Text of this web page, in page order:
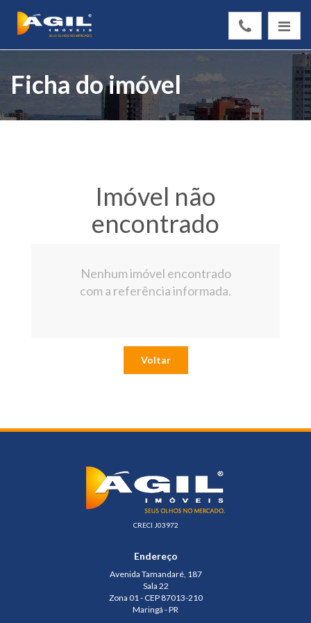
Ficha do imóvel
Imóvel não
encontrado
Nenhum imóvel encontrado
com a referência informada.
Voltar
CRECI J03972
Endereço
Avenida Tamandaré, 187
Sala 22
Zona 01 - CEP 87013-210
Maringá - PR